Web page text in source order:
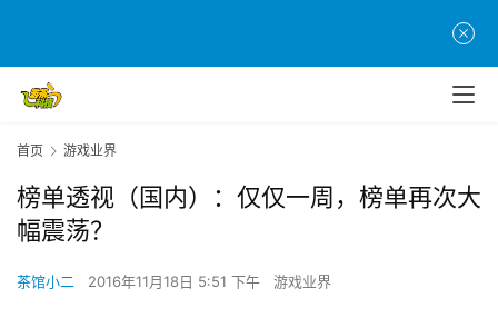
首页 游戏业界
榜单透视（国内）：仅仅一周，榜单再次大
幅震荡？
茶馆小二 2016年11月18日 5:51 下午 游戏业界